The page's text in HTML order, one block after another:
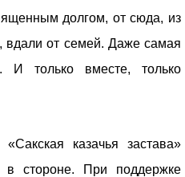
долгом, от сюда, из
вдали от семей. Даже самая
И только вместе, только
казачья застава»
в стороне. При поддержке